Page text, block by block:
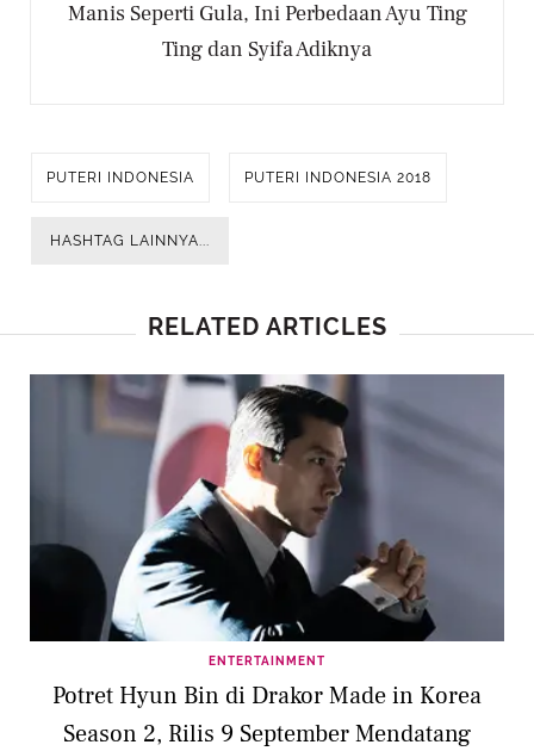
Manis Seperti Gula, Ini Perbedaan Ayu Ting
Ting dan Syifa Adiknya
PUTERI INDONESIA PUTERI INDONESIA 2018
HASHTAG LAINNYA...
RELATED ARTICLES
ENTERTAINMENT
Potret Hyun Bin di Drakor Made in Korea
Season 2, Rilis 9 September Mendatang